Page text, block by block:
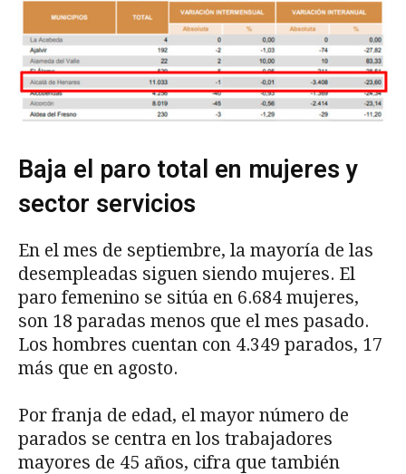
Baja el paro total en mujeres y
sector servicios
En el mes de septiembre, la mayoría de las
desempleadas siguen siendo mujeres. El
paro femenino se sitúa en 6.684 mujeres,
son 18 paradas menos que el mes pasado.
Los hombres cuentan con 4.349 parados, 17
más que en agosto.
Por franja de edad, el mayor número de
parados se centra en los trabajadores
mayores de 45 años, cifra que también